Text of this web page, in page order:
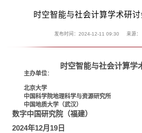
时空智能与社会计算学术研
发布时间：2024-12-11 09:30 来源：
时空智能与社会计算学
主办单位：
北京大学
中国科学院地理科学与资源研究所
中国地质大学（武汉）
数字中国研究院（福建）
2024年12月19日